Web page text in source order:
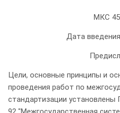
МКС
Дата
Цели, основные принципы и
проведения работ по
стандартизации установлены